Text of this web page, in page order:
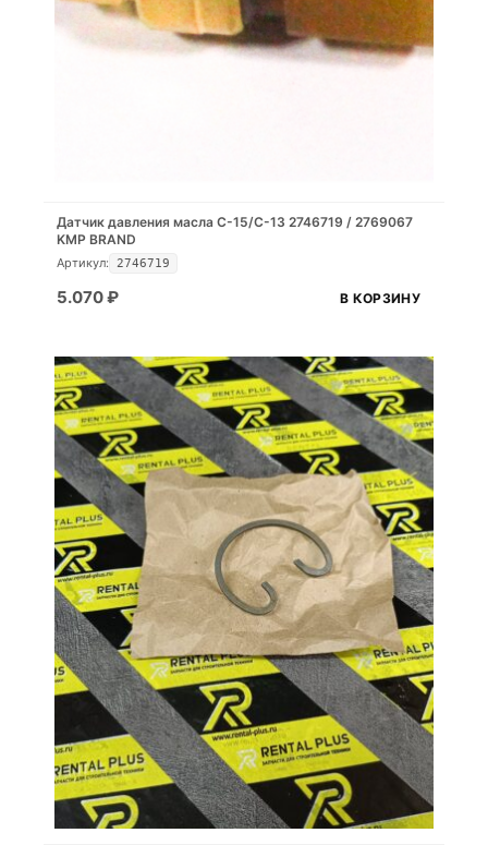
Датчик давления масла C-15/C-13 2746719 / 2769067
KMP BRAND
Артикул: 2746719
5.070₽ В КОРЗИНУ